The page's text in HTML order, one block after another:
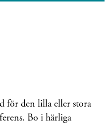
för den lilla eller stora
Bo i härliga